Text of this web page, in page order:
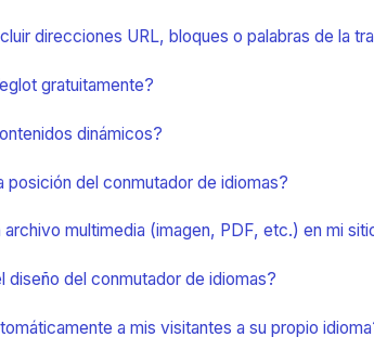
direcciones URL, bloques o palabras de la
gratuitamente?
dinámicos?
posición del conmutador de idiomas?
archivo multimedia (imagen, PDF, etc.) en mi
diseño del conmutador de idiomas?
a mis visitantes a su propio